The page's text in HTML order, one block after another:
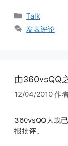
分
类
Talk
发表评论
由360vsQQ
12/04/2010 作
360vsQQ大战
报批评。